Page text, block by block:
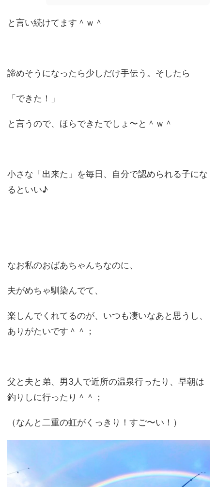
と言い続けてます＾ｗ＾
諦めそうになったら少しだけ手伝う。そしたら
「できた！」
と言うので、ほらできたでしょ〜と＾ｗ＾
小さな「出来た」を毎日、自分で認められる子にな
るといい♪
なお私のおばあちゃんちなのに、
夫がめちゃ馴染んでて、
楽しんでくれてるのが、いつも凄いなあと思うし、
ありがたいです＾＾；
父と夫と弟、男3人で近所の温泉行ったり、早朝は
釣りしに行ったり＾＾；
（なんと二重の虹がくっきり！すご〜い！）